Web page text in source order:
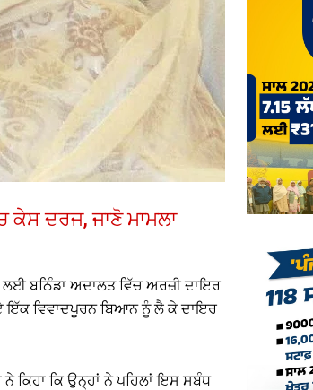
ਕੇਸ ਦਰਜ, ਜਾਣੋ ਮਾਮਲਾ
ਬਠਿੰਡਾ ਅਦਾਲਤ ਵਿੱਚ ਅਰਜ਼ੀ ਦਾਇਰ
ਇੱਕ ਵਿਵਾਦਪੂਰਨ ਬਿਆਨ ਨੂੰ ਲੈ ਕੇ ਦਾਇਰ
ਕਿਹਾ ਕਿ ਉਨ੍ਹਾਂ ਨੇ ਪਹਿਲਾਂ ਇਸ ਸਬੰਧ